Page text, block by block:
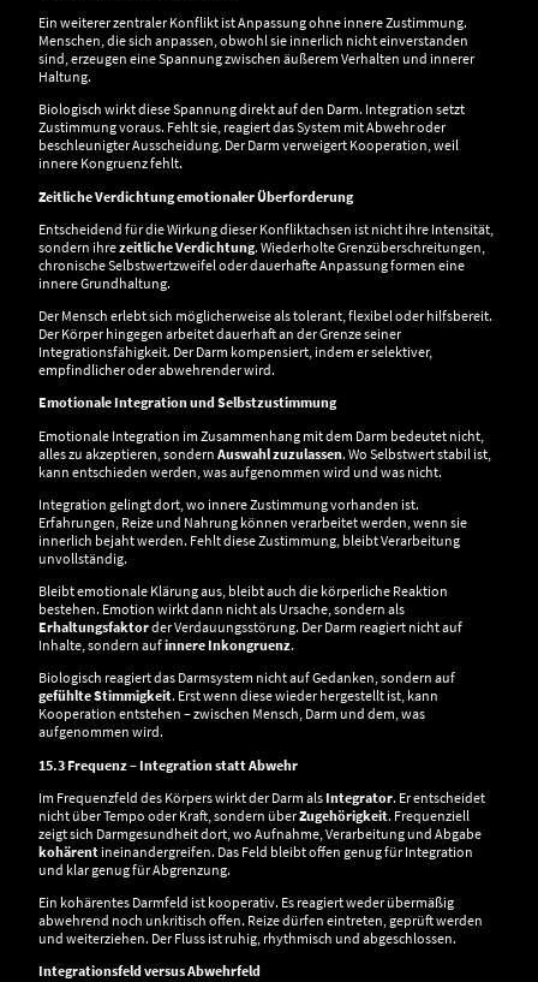
Ein weiterer zentraler Konflikt ist Anpassung ohne innere Zustimmung.
Menschen, die sich anpassen, obwohl sie innerlich nicht einverstanden
sind, erzeugen eine Spannung zwischen äußerem Verhalten und innerer
Haltung.
Biologisch wirkt diese Spannung direkt auf den Darm. Integration setzt
Zustimmung voraus. Fehlt sie, reagiert das System mit Abwehr oder
beschleunigter Ausscheidung. Der Darm verweigert Kooperation, weil
innere Kongruenz fehlt.
Zeitliche Verdichtung emotionaler Überforderung
Entscheidend für die Wirkung dieser Konfliktachsen ist nicht ihre Intensität,
sondern ihrezeitliche Verdichtung. Wiederholte Grenzüberschreitungen,
chronische Selbstwertzweifel oder dauerhafte Anpassung formen eine
innere Grundhaltung.
Der Mensch erlebt sich möglicherweise als tolerant, flexibel oder hilfsbereit.
Der Körper hingegen arbeitet dauerhaft an der Grenze seiner
Integrationsfähigkeit. Der Darm kompensiert, indem er selektiver,
empfindlicher oder abwehrender wird.
Emotionale Integration und Selbstzustimmung
Emotionale Integration im Zusammenhang mit dem Darm bedeutet nicht,
alles zu akzeptieren, sondern Auswahl zuzulassen. Wo Selbstwert stabil ist,
kann entschieden werden, was aufgenommen wird und was nicht.
Integration gelingt dort, wo innere Zustimmung vorhanden ist.
Erfahrungen, Reize und Nahrung können verarbeitet werden, wenn sie
innerlich bejaht werden. Fehlt diese Zustimmung, bleibt Verarbeitung
unvollständig.
Bleibt emotionale Klärung aus, bleibt auch die körperliche Reaktion
bestehen. Emotion wirkt dann nicht als Ursache, sondern als
Erhaltungsfaktorder Verdauungsstörung. Der Darm reagiert nicht auf
Inhalte, sondern aufinnere Inkongruenz.
Biologisch reagiert das Darmsystem nicht auf Gedanken, sondern auf
gefühlte Stimmigkeit. Erst wenn diese wieder hergestellt ist, kann
Kooperation entstehen – zwischen Mensch, Darm und dem, was
aufgenommen wird.
15.3 Frequenz – Integration statt Abwehr
Im Frequenzfeld des Körpers wirkt der Darm als Integrator. Er entscheidet
nicht über Tempo oder Kraft, sondern überZugehörigkeit. Frequenziell
zeigt sich Darmgesundheit dort, wo Aufnahme, Verarbeitung und Abgabe
kohärent ineinandergreifen. Das Feld bleibt offen genug für Integration
und klar genug für Abgrenzung.
Ein kohärentes Darmfeld ist kooperativ. Es reagiert weder übermäßig
abwehrend noch unkritisch offen. Reize dürfen eintreten, geprüft werden
und weiterziehen. Der Fluss ist ruhig, rhythmisch und abgeschlossen.
Integrationsfeld versus Abwehrfeld